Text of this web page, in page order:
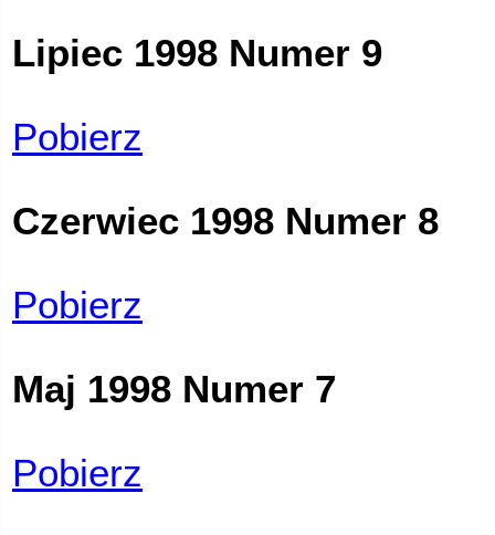
Lipiec 1998 Numer 9
Pobierz
Czerwiec 1998 Numer 8
Pobierz
Maj 1998 Numer 7
Pobierz